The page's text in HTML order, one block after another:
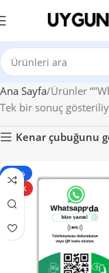
Ana Sayfa Ürünler
Tek bir sonuç
Kenar çubuğunu
- 34%
SICAK